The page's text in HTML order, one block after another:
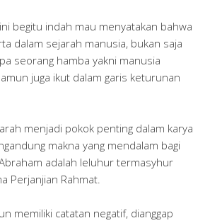
begitu indah mau menyatakan bahwa
dalam sejarah manusia, bukan saja
seorang hamba yakni manusia
juga ikut dalam garis keturunan
menjadi pokok penting dalam karya
makna yang mendalam bagi
adalah leluhur termasyhur
Perjanjian Rahmat.
memiliki catatan negatif, dianggap